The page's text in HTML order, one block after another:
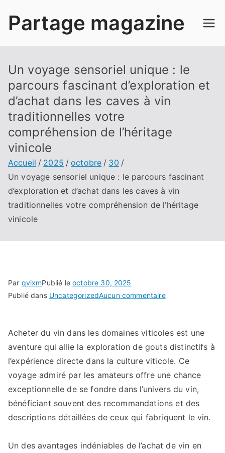
Partage magazine
Un voyage sensoriel unique : le
parcours fascinant d’exploration et
d’achat dans les caves à vin
traditionnelles votre
compréhension de l’héritage
vinicole
Accueil 2025 octobre
30
Un voyage sensoriel unique : le parcours fascinant
d’exploration et d’achat dans les caves à vin
traditionnelles votre compréhension de l’héritage
vinicole
Par qvixmPublié leoctobre 30, 2025
Publié dans UncategorizedAucun commentairesur
sensoriel
unique
:
fascinant
d’exploration
et
dans
Acheter du vin dans les domaines viticoles est une
aventure qui allie la exploration de gouts distinctifs à
l’expérience directe dans la culture viticole. Ce
voyage admiré par les amateurs offre une chance
exceptionnelle de se fondre dans l’univers du vin,
bénéficiant souvent des recommandations et des
descriptions détaillées de ceux qui fabriquent le vin.
Un des avantages indéniables de l’achat de vin en